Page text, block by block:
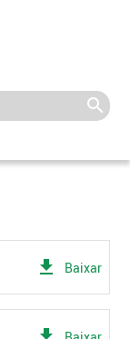
get_app Baixar